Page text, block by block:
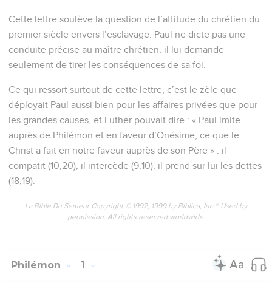
Cette lettre soulève la question de l’attitude du chrétien du
premier siècle envers l’esclavage. Paul ne dicte pas une
conduite précise au maître chrétien, il lui demande
seulement de tirer les conséquences de sa foi.
Ce qui ressort surtout de cette lettre, c’est le zèle que
déployait Paul aussi bien pour les affaires privées que pour
les grandes causes, et Luther pouvait dire : « Paul imite
auprès de Philémon et en faveur d’Onésime, ce que le
Christ a fait en notre faveur auprès de son Père » : il
compatit (10,20), il intercède (9,10), il prend sur lui les dettes
(18,19).
La Bible Du Semeur Copyright © 1992, 1999 by Biblica, Inc.® Used by
permission. All rights reserved worldwide.
Philémon 1